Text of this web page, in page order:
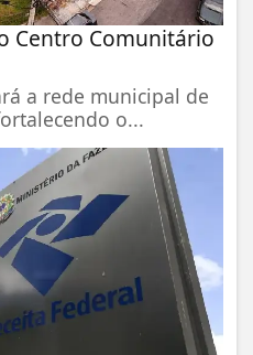
Centro Comunitário
a rede municipal de
o...